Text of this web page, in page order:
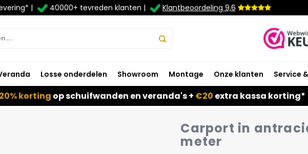
| 40000+ tevreden klanten | Klantbeoordeling 9,6
Losse onderdelen Showroom Montage Onze klanten Service
korting op schuifwanden en veranda's + €20 extra kassa korting*
Carport in
meter